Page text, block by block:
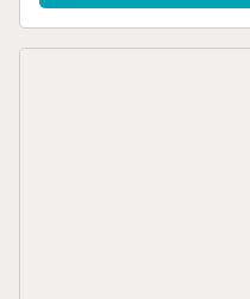
villa comprend des